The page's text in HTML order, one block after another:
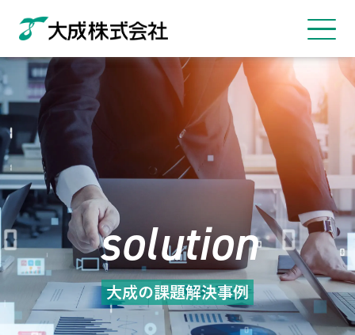
solution
大成の課題解決事例